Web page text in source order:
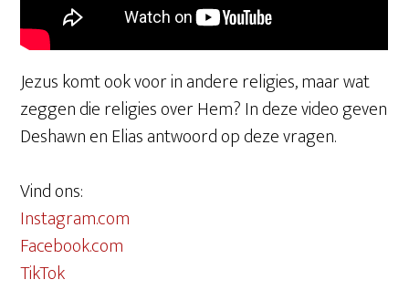
Jezus komt ook voor in andere religies, maar wat
zeggen die religies over Hem? In deze video geven
Deshawn en Elias antwoord op deze vragen.
Vind ons:
Instagram.com
Facebook.com
TikTok